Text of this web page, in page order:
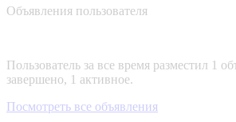
Объявления пользователя
Пользователь за все время разместил 1
завершено, 1 активное.
Посмотреть все объявления